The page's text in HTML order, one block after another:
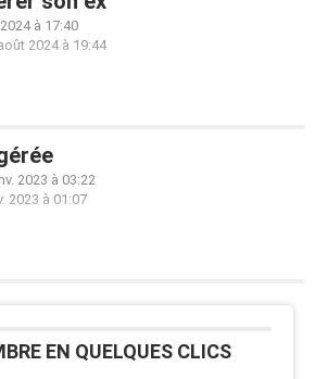
à 17:40
2024 à 19:44
2023 à 03:22
2023 à 01:07
EN QUELQUES CLICS